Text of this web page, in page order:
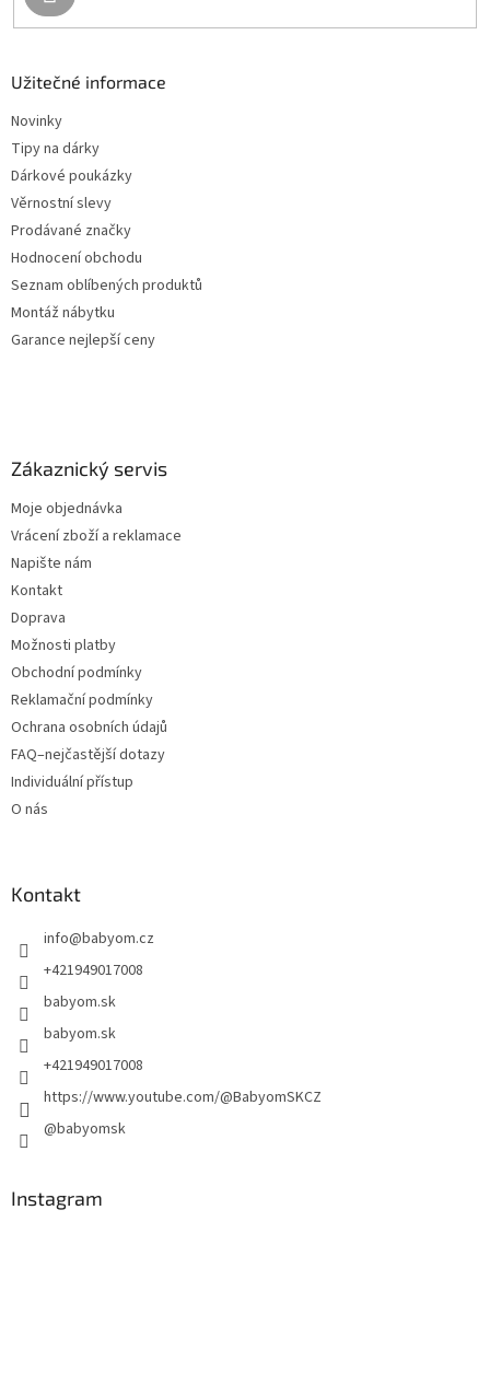
SE
Užitečné informace
Novinky
Tipy na dárky
Dárkové poukázky
Věrnostní slevy
Prodávané značky
Hodnocení obchodu
Seznam oblíbených produktů
Montáž nábytku
Garance nejlepší ceny
Zákaznický servis
Moje objednávka
Vrácení zboží a reklamace
Napište nám
Kontakt
Doprava
Možnosti platby
Obchodní podmínky
Reklamační podmínky
Ochrana osobních údajů
FAQ–nejčastější dotazy
Individuální přístup
O nás
Kontakt
info@babyom.cz
+421949017008
babyom.sk
babyom.sk
+421949017008
https://www.youtube.com/@BabyomSKCZ
@babyomsk
Instagram